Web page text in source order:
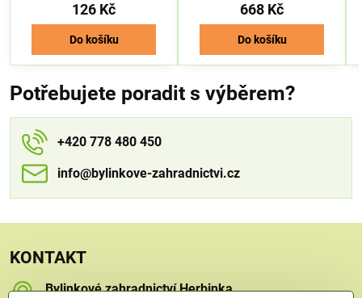
126 Kč
Do košíku
668 Kč
Do košíku
Potřebujete poradit s výběrem?
+420 778 480 450
info​​@bylinkove-zahradnictvi​​.cz
KONTAKT
Bylinkové zahradnictví Herbinka